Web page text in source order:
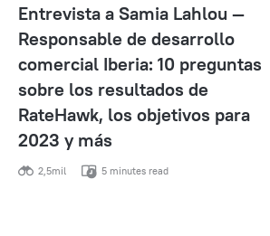
Entrevista a Samia Lahlou —
Responsable de desarrollo
comercial Iberia: 10 preguntas
sobre los resultados de
RateHawk, los objetivos para
2023 y más
2,5mil 5 minutes read